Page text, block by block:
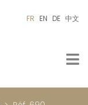
FR EN DE 中文